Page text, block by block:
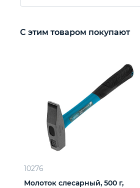
С этим товаром покупают
10276
Молоток слесарный, 500 г,